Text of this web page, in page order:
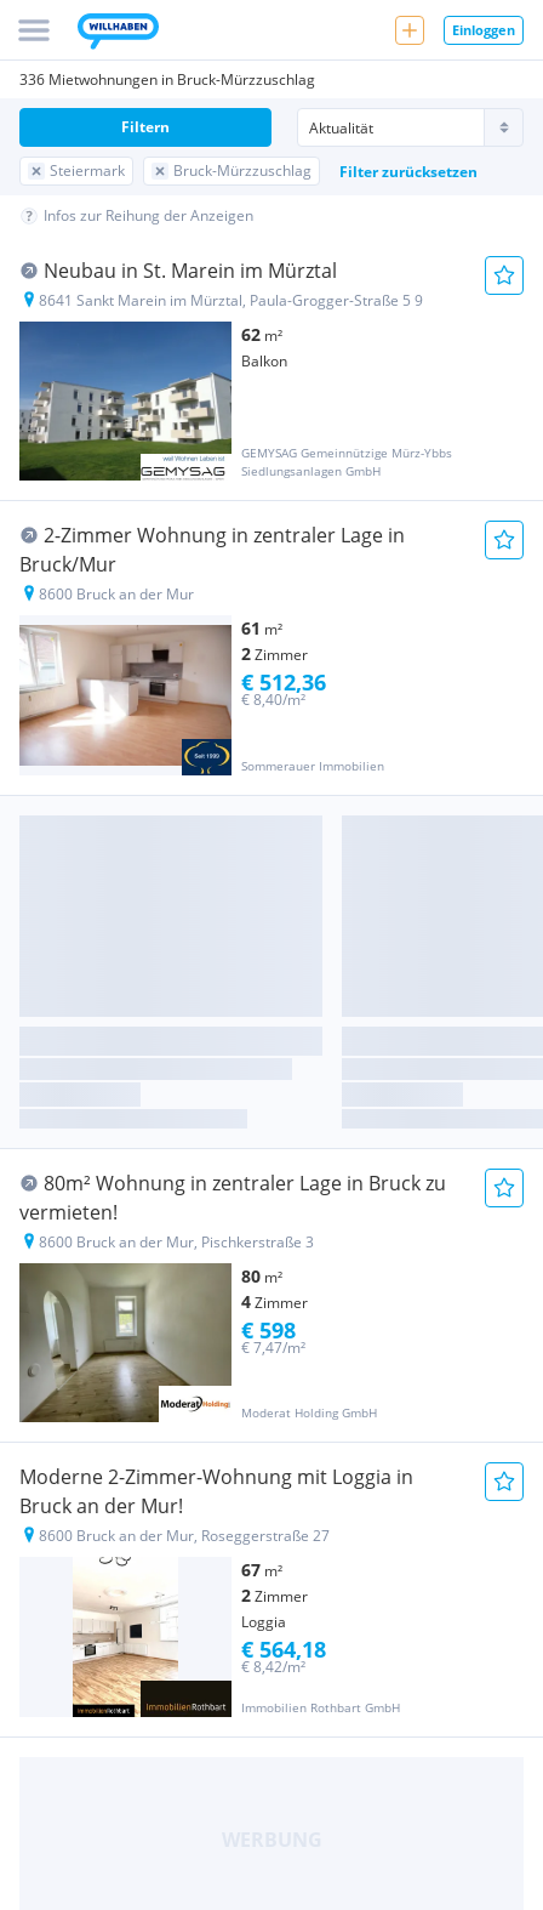
Einloggen
336 Mietwohnungen in Bruck-Mürzzuschlag
Steiermark Bruck-Mürzzuschlag Filter zurücksetzen
Filtern
Infos zur Reihung der Anzeigen
Neubau in St. Marein im Mürztal
8641 Sankt Marein im Mürztal, Paula-Grogger-Straße 5 9
62 m²
Balkon
GEMYSAG Gemeinnützige Mürz-Ybbs
Siedlungsanlagen GmbH
2-Zimmer Wohnung in zentraler Lage in
Bruck/Mur
8600 Bruck an der Mur
61 m²
2Zimmer
Sommerauer Immobilien
€ 8,40/m²
€ 512,36
80m² Wohnung in zentraler Lage in Bruck zu
vermieten!
8600 Bruck an der Mur, Pischkerstraße 3
80 m²
4Zimmer
Moderat Holding GmbH
€ 7,47/m²
€ 598
Moderne 2-Zimmer-Wohnung mit Loggia in
Bruck an der Mur!
8600 Bruck an der Mur, Roseggerstraße 27
67 m²
2Zimmer
Loggia
Immobilien Rothbart GmbH
€ 8,42/m²
€ 564,18